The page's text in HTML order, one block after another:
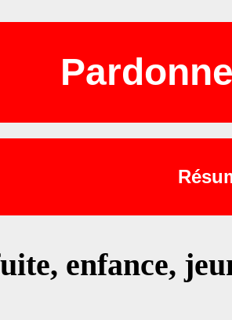
enfance,